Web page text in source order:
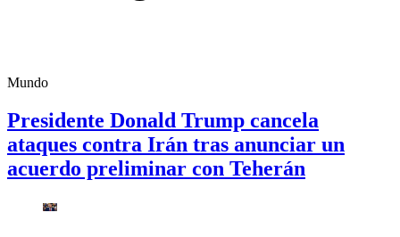
Mundo
Presidente Donald Trump cancela
ataques contra Irán tras anunciar un
acuerdo preliminar con Teherán